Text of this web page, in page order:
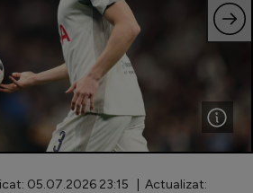
Națională
feminin
05.07.2026 23:15 | Actualizat: